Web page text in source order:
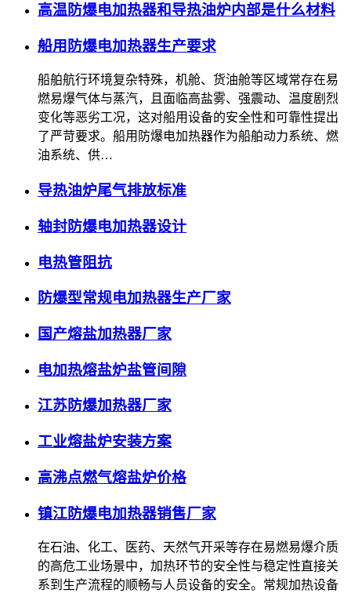
高温防爆电加热器和导热油炉内部是什么材料
船用防爆电加热器生产要求
船舶航行环境复杂特殊，机舱、货油舱等区域常存在易
燃易爆气体与蒸汽，且面临高盐雾、强震动、温度剧烈
变化等恶劣工况，这对船用设备的安全性和可靠性提出
了严苛要求。船用防爆电加热器作为船舶动力系统、燃
油系统、供…
导热油炉尾气排放标准
轴封防爆电加热器设计
电热管阻抗
防爆型常规电加热器生产厂家
国产熔盐加热器厂家
电加热熔盐炉盐管间隙
江苏防爆加热器厂家
工业熔盐炉安装方案
高沸点燃气熔盐炉价格
镇江防爆电加热器销售厂家
在石油、化工、医药、天然气开采等存在易燃易爆介质
的高危工业场景中，加热环节的安全性与稳定性直接关
系到生产流程的顺畅与人员设备的安全。常规加热设备